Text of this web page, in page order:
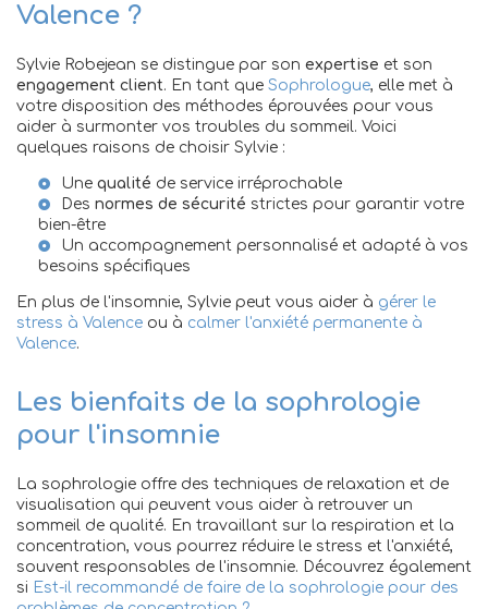
Valence ?
Sylvie Robejean se distingue par son expertise et son
engagement client. En tant que Sophrologue, elle met à
votre disposition des méthodes éprouvées pour vous
aider à surmonter vos troubles du sommeil. Voici
quelques raisons de choisir Sylvie :
Une qualité de service irréprochable
Des normes de sécurité strictes pour garantir votre
bien-être
Un accompagnement personnalisé et adapté à vos
besoins spécifiques
En plus de l'insomnie, Sylvie peut vous aider à gérer le
stress à Valence ou à calmer l'anxiété permanente à
Valence.
Les bienfaits de la sophrologie
pour l'insomnie
La sophrologie offre des techniques de relaxation et de
visualisation qui peuvent vous aider à retrouver un
sommeil de qualité. En travaillant sur la respiration et la
concentration, vous pourrez réduire le stress et l'anxiété,
souvent responsables de l'insomnie. Découvrez également
si Est-il recommandé de faire de la sophrologie pour des